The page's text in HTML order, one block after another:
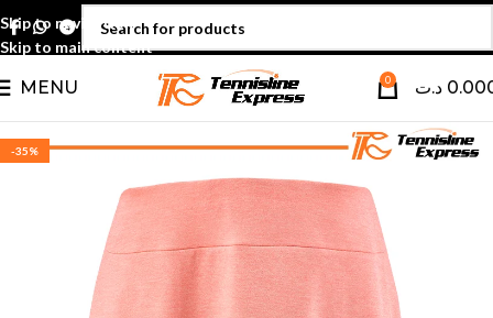
Skip to navigation
Skip to main content
MENU 0 د.ت
-35%